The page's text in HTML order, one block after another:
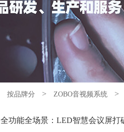
按品牌分 > ZOBO音视频系统 >
全功能全场景：LED智慧会议屏